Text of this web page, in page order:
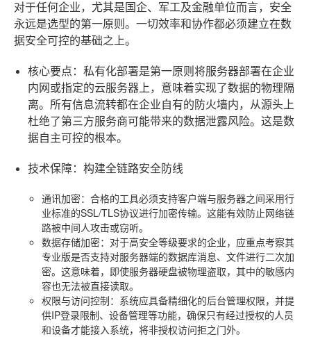
对于任何企业，尤其是国企、军工及金融单位而言，安全
永远是选型的第一原则。一切效率和协作都必须建立在数
据安全可控的基础之上。
核心要点：私有化部署是第一原则 将服务器部署在企业
内网或指定的云服务器上，意味着实现了数据的物理隔
离。所有信息流转都在企业自有的防火墙内，从源头上
杜绝了第三方服务商可能带来的数据泄露风险。这是数
据自主可控的根本。
技术保障：构建全链路安全防线
通讯加密：合格的工具必须支持客户端与服务器之间采用行
业标准的SSL/TLS协议进行加密传输。这能有效防止网络链
路被中间人攻击或窃听。
数据存储加密：对于高安全等级要求的企业，应重点考察其
专业版是否支持对服务器端的数据库消息、文件进行二次加
密。这意味着，即使服务器硬盘被物理盗取，其中的敏感内
容也无法被直接读取。
权限与访问控制：系统应具备精细化的后台管理权限，并提
供IP登录限制、设备管理等功能，确保只有经过授权的人员
和设备才能接入系统，将非授权访问拒之门外。